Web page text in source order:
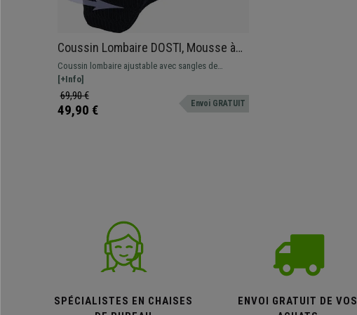
Coussin Lombaire DOSTI, Mousse à
Mémoire de Forme, Sangle de
Maintien, Noir
Coussin lombaire ajustable avec sangles de
maintien, idéal pour soulager les douleurs
lombaires lors de longues journées de travail.
[+Info]
69,90 €
49,90 € Envoi GRATUIT
SPÉCIALISTES EN CHAISES
ENVOI GRATUIT DE VOS